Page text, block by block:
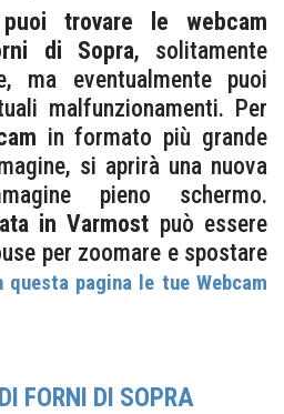
trovare le webcam
di Sopra, solitamente
ma eventualmente puoi
malfunzionamenti. Per
in formato più grande
si aprirà una nuova
pieno schermo.
in Varmost può essere
per zoomare e spostare
questa pagina le tue Webcam
FORNI DI SOPRA